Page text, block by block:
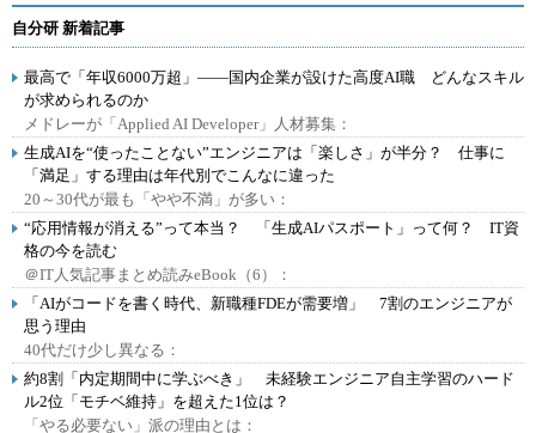
自分研 新着記事
最高で「年収6000万超」――国内企業が設けた高度AI職 どんなスキル
が求められるのか
メドレーが「Applied AI Developer」人材募集：
生成AIを“使ったことない”エンジニアは「楽しさ」が半分？ 仕事に
「満足」する理由は年代別でこんなに違った
20～30代が最も「やや不満」が多い：
“応用情報が消える”って本当？ 「生成AIパスポート」って何？ IT資
格の今を読む
＠IT人気記事まとめ読みeBook（6）：
「AIがコードを書く時代、新職種FDEが需要増」 7割のエンジニアが
思う理由
40代だけ少し異なる：
約8割「内定期間中に学ぶべき」 未経験エンジニア自主学習のハード
ル2位「モチベ維持」を超えた1位は？
「やる必要ない」派の理由とは：